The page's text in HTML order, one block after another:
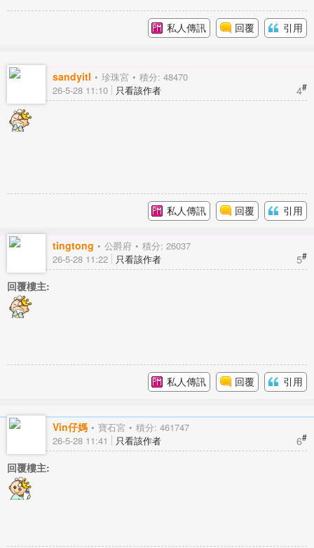
私人傳訊 回覆 引用
sandyitl 珍珠宮 積分: 48470
4#
26-5-28 11:10 只看該作者
私人傳訊 回覆 引用
tingtong 公爵府 積分: 26037
5#
26-5-28 11:22 只看該作者
回覆樓主:
私人傳訊 回覆 引用
Vin仔媽 寶石宮 積分: 461747
6#
26-5-28 11:41 只看該作者
回覆樓主: